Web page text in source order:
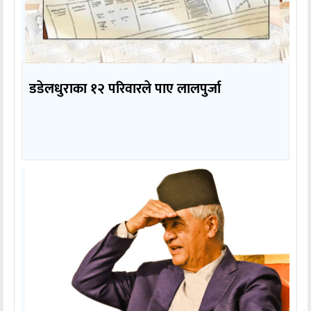
डडेलधुराका १२ परिवारले पाए लालपुर्जा